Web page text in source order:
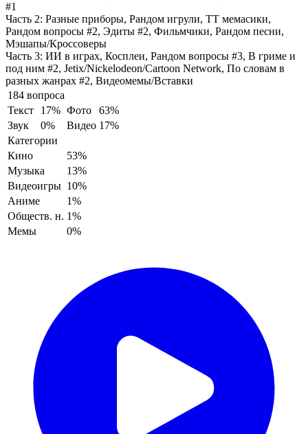
#1
Часть 2: Разные приборы, Рандом игрули, ТТ мемасики,
Рандом вопросы #2, Эдиты #2, Фильмчики, Рандом песни,
Мэшапы/Кроссоверы
Часть 3: ИИ в играх, Косплеи, Рандом вопросы #3, В гриме и
под ним #2, Jetix/Nickelodeon/Cartoon Network, По словам в
разных жанрах #2, Видеомемы/Вставки
184 вопроса
Текст
17% Фото
63%
Звук
0% Видео 17%
Категории
Кино
53%
Музыка
13%
Видеоигры 10%
Аниме
1%
Обществ. н. 1%
Мемы
0%